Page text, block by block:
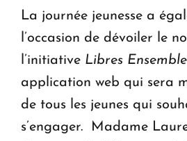
La journée jeunesse a
l’occasion de dévoiler le
l’initiative Libres Ensemble
application web qui sera
de tous les jeunes qui
s’engager. Madame